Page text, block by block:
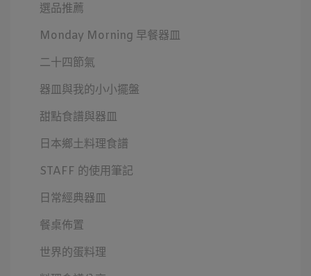
選品推薦
Monday Morning 早餐器皿
二十四節氣
器皿與我的小小擺盤
甜點食譜與器皿
日本鄉土料理食譜
STAFF 的使用筆記
日常經典器皿
餐桌佈置
世界的蛋料理